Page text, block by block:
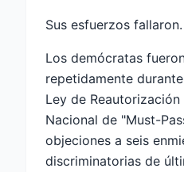
Sus esfuerzos fallaron.
Los demócratas
repetidamente
Ley de
Nacional de "Must-
objeciones a seis
discriminatorias de